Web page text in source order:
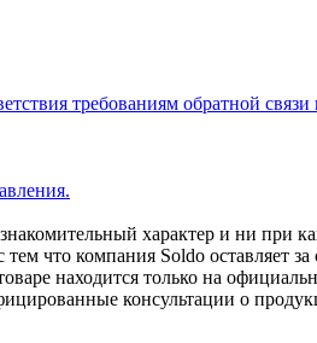
требованиям обратной связи
характер и ни при
что компания Soldo оставляет
находится только на
консультации о